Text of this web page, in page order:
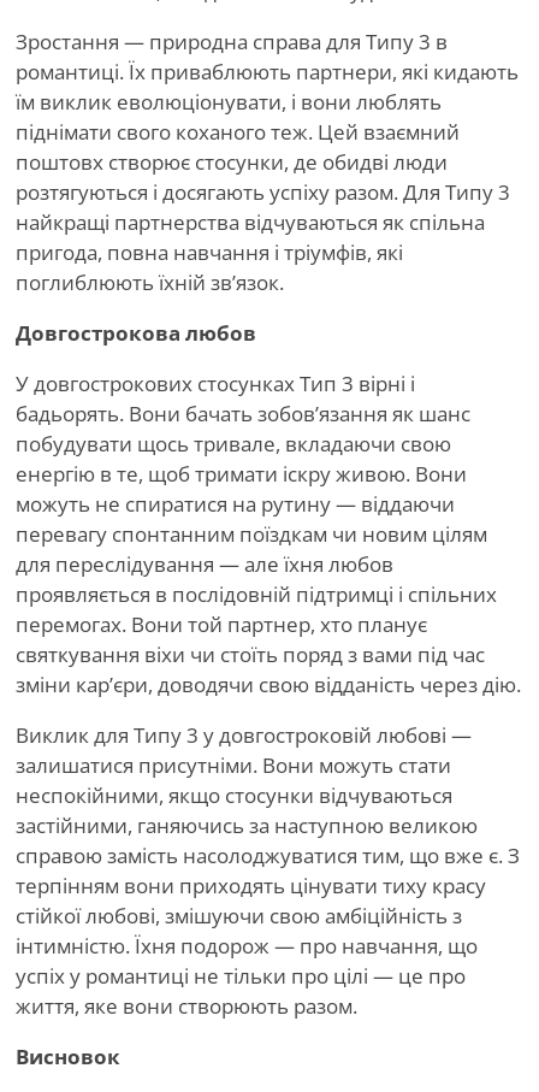
Зростання — природна справа для Типу 3 в
романтиці. Їх приваблюють партнери, які кидають
їм виклик еволюціонувати, і вони люблять
піднімати свого коханого теж. Цей взаємний
поштовх створює стосунки, де обидві люди
розтягуються і досягають успіху разом. Для Типу 3
найкращі партнерства відчуваються як спільна
пригода, повна навчання і тріумфів, які
поглиблюють їхній зв’язок.
Довгострокова любов
У довгострокових стосунках Тип 3 вірні і
бадьорять. Вони бачать зобов’язання як шанс
побудувати щось тривале, вкладаючи свою
енергію в те, щоб тримати іскру живою. Вони
можуть не спиратися на рутину — віддаючи
перевагу спонтанним поїздкам чи новим цілям
для переслідування — але їхня любов
проявляється в послідовній підтримці і спільних
перемогах. Вони той партнер, хто планує
святкування віхи чи стоїть поряд з вами під час
зміни кар’єри, доводячи свою відданість через дію.
Виклик для Типу 3 у довгостроковій любові —
залишатися присутніми. Вони можуть стати
неспокійними, якщо стосунки відчуваються
застійними, ганяючись за наступною великою
справою замість насолоджуватися тим, що вже є. З
терпінням вони приходять цінувати тиху красу
стійкої любові, змішуючи свою амбіційність з
інтимністю. Їхня подорож — про навчання, що
успіх у романтиці не тільки про цілі — це про
життя, яке вони створюють разом.
Висновок